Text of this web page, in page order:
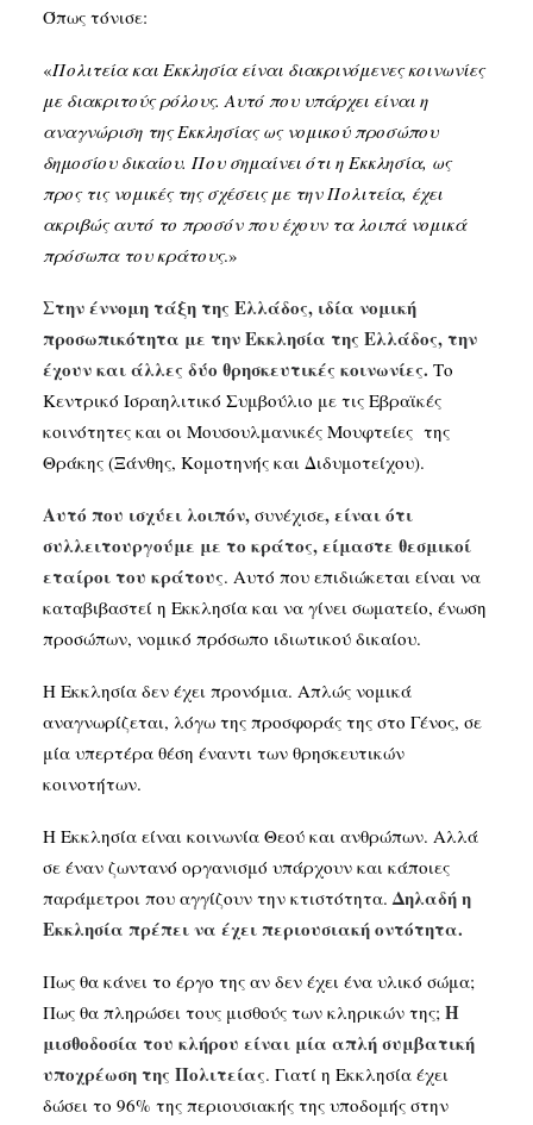
Όπως τόνισε:
«Πολιτεία και Εκκλησία είναι διακρινόμενες κοινωνίες
με διακριτούς ρόλους. Αυτό που υπάρχει είναι η
αναγνώριση της Εκκλησίας ως νομικού προσώπου
δημοσίου δικαίου. Που σημαίνει ότι η Εκκλησία, ως
προς τις νομικές της σχέσεις με την Πολιτεία, έχει
ακριβώς αυτό το προσόν που έχουν τα λοιπά νομικά
πρόσωπα του κράτους.»
Στην έννομη τάξη της Ελλάδος, ιδία νομική
προσωπικότητα με την Εκκλησία της Ελλάδος, την
έχουν και άλλες δύο θρησκευτικές κοινωνίες. Το
Κεντρικό Ισραηλιτικό Συμβούλιο με τις Εβραϊκές
κοινότητες και οι Μουσουλμανικές Μουφτείες της
Θράκης (Ξάνθης, Κομοτηνής και Διδυμοτείχου).
Αυτό που ισχύει λοιπόν, συνέχισε, είναι ότι
συλλειτουργούμε με το κράτος, είμαστε θεσμικοί
εταίροι του κράτους. Αυτό που επιδιώκεται είναι να
καταβιβαστεί η Εκκλησία και να γίνει σωματείο, ένωση
προσώπων, νομικό πρόσωπο ιδιωτικού δικαίου.
Η Εκκλησία δεν έχει προνόμια. Απλώς νομικά
αναγνωρίζεται, λόγω της προσφοράς της στο Γένος, σε
μία υπερτέρα θέση έναντι των θρησκευτικών
κοινοτήτων.
Η Εκκλησία είναι κοινωνία Θεού και ανθρώπων. Αλλά
σε έναν ζωντανό οργανισμό υπάρχουν και κάποιες
παράμετροι που αγγίζουν την κτιστότητα. Δηλαδή η
Εκκλησία πρέπει να έχει περιουσιακή οντότητα.
Πως θα κάνει το έργο της αν δεν έχει ένα υλικό σώμα;
Πως θα πληρώσει τους μισθούς των κληρικών της; Η
μισθοδοσία του κλήρου είναι μία απλή συμβατική
υποχρέωση της Πολιτείας. Γιατί η Εκκλησία έχει
δώσει το 96% της περιουσιακής της υποδομής στην